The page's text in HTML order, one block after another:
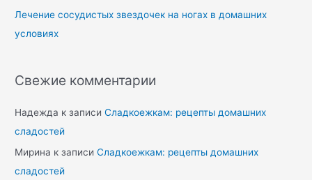
Лечение сосудистых звездочек на ногах в домашних
условиях
Свежие комментарии
Надежда к записиСладкоежкам: рецепты домашних
сладостей
Мирина к записиСладкоежкам: рецепты домашних
сладостей